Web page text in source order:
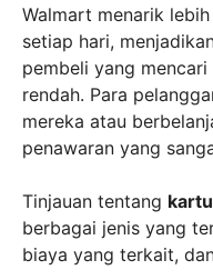
Walmart menarik
setiap hari,
pembeli yang
rendah. Para
mereka atau
penawaran yang
Tinjauan tentang
berbagai jenis yang
biaya yang terkait,